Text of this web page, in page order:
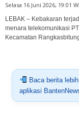
Selasa 16 Juni 2026, 19:01
LEBAK – Kebakaran
menara telekomunikasi
Kecamatan
Baca berita
aplikasi